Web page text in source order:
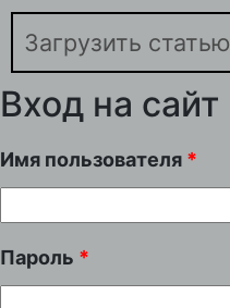
Загрузить статью
Вход на сайт
Имя пользователя *
Пароль *